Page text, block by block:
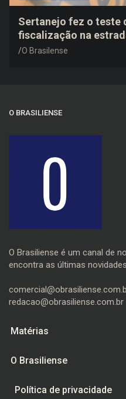
Sertanejo fez o teste
fiscalização na
negativo e elogiou o
O Brasilense
O BRASILIENSE
O Brasiliense é um canal de
encontra as últimas
redacao@obrasiliense.com.br
Matérias
O Brasiliense
Política de privacidade